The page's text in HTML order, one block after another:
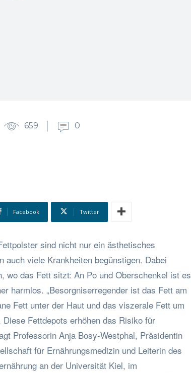
659 0
Facebook Twitter
sind nicht nur ein ästhetisches
auch viele Krankheiten begünstigen. Dabei
wo das Fett sitzt: An Po und Oberschenkel ist es
harmlos. „Besorgniserregender ist das Fett am
Fett unter der Haut und das viszerale Fett um
Diese Fettdepots erhöhen das Risiko für
Professorin Anja Bosy-Westphal, Präsidentin
für Ernährungsmedizin und Leiterin des
an der Universität Kiel, im